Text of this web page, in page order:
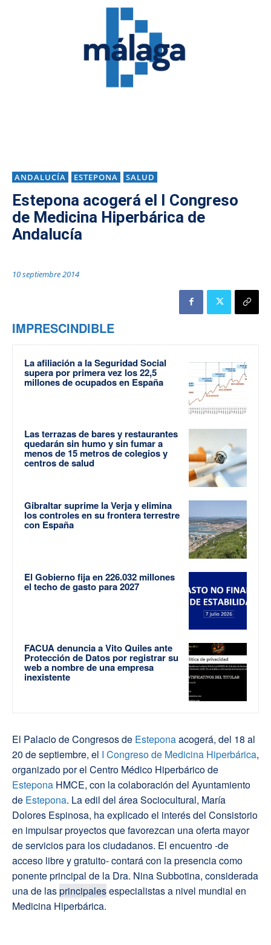
ANDALUCÍA ESTEPONA SALUD
Estepona acogerá el I Congreso
de Medicina Hiperbárica de
Andalucía
10 septiembre 2014
IMPRESCINDIBLE
La afiliación a la Seguridad Social
supera por primera vez los 22,5
millones de ocupados en España
Las terrazas de bares y restaurantes
quedarán sin humo y sin fumar a
menos de 15 metros de colegios y
centros de salud
Gibraltar suprime la Verja y elimina
los controles en su frontera terrestre
con España
El Gobierno fija en 226.032 millones
el techo de gasto para 2027
FACUA denuncia a Vito Quiles ante
Protección de Datos por registrar su
web a nombre de una empresa
inexistente
El Palacio de Congresos de Esteponaacogerá, del 18 al
20 de septiembre, el I Congreso de Medicina Hiperbárica,
organizado por el Centro Médico Hiperbárico de
Estepona HMCE, con la colaboración del Ayuntamiento
de Estepona. La edil del área Sociocultural, María
Dolores Espinosa, ha explicado el interés del Consistorio
en impulsar proyectos que favorezcan una oferta mayor
de servicios para los ciudadanos. El encuentro -de
acceso libre y gratuito- contará con la presencia como
ponente principal de la Dra. Nina Subbotina, considerada
una de lasprincipalesespecialistas a nivel mundial en
Medicina Hiperbárica.